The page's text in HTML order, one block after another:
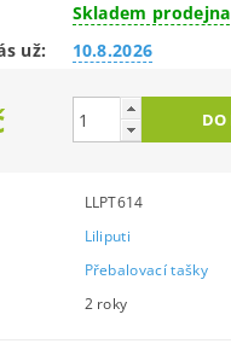
Skladem prodejna
už:
10.8.2026
LLPT614
Liliputi
Přebalovací tašky
2 roky